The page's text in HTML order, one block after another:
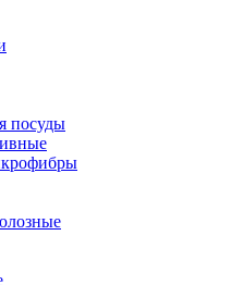
посуды